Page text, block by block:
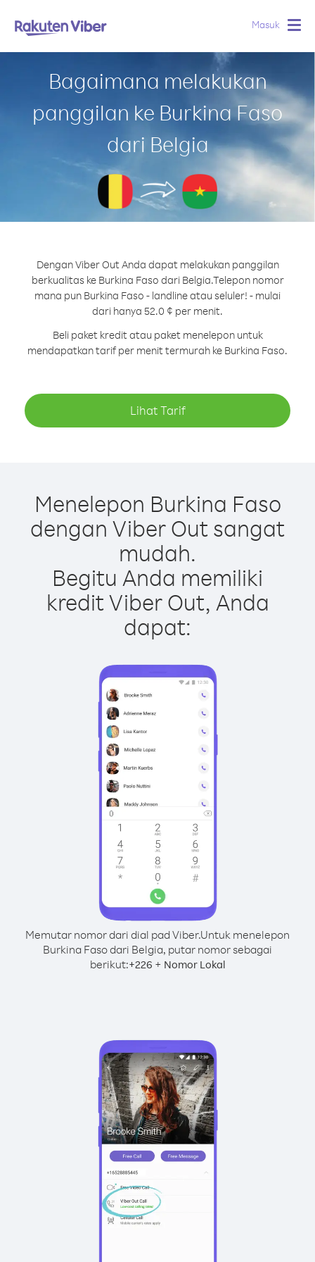
Masuk
Bagaimana melakukan
panggilan ke Burkina Faso
dari Belgia
Dengan Viber Out Anda dapat melakukan panggilan
berkualitas ke Burkina Faso dari Belgia.Telepon nomor
mana pun Burkina Faso - landline atau seluler! - mulai
dari hanya 52.0 ¢ per menit.
Beli paket kredit atau paket menelepon untuk
mendapatkan tarif per menit termurah ke Burkina Faso.
Lihat Tarif
Menelepon Burkina Faso
dengan Viber Out sangat
mudah.
Begitu Anda memiliki
kredit Viber Out, Anda
dapat:
Memutar nomor dari dial pad Viber.Untuk menelepon
Burkina Faso dari Belgia, putar nomor sebagai
berikut:+226 + Nomor Lokal